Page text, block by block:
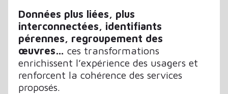
Données plus liées, plus
interconnectées, identifiants
pérennes, regroupement des
œuvres… ces transformations
enrichissent l’expérience des usagers et
renforcent la cohérence des services
proposés.